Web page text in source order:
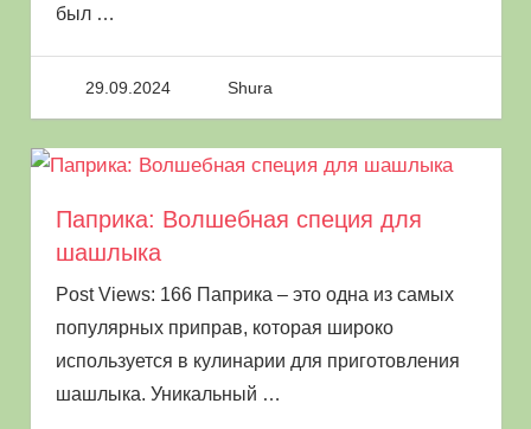
едва тлеют. Овощ на костре можно запекать
нарезать. Или нанизать их на шампур,
предварительно порезав на небольшие
порционные кусочки. После приготовления,
ароматной заправкой или соусом после
приготовления.
Польза и вред
приготовленных на огне
овощей
был …
29.09.2024 Shura
Паприка: Волшебная специя для
шашлыка
Post Views: 166 Паприка – это одна из самых
популярных приправ, которая широко
используется в кулинарии для приготовления
шашлыка. Уникальный …